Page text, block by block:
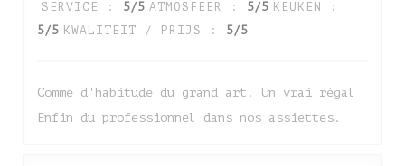
SERVICE
: 5/5 ATMOSFEER : 5/5 KEUKEN
:
5/5 KWALITEIT / PRIJS : 5/5
Comme d'habitude du grand art. Un vrai régal
Enfin du professionnel dans nos assiettes.